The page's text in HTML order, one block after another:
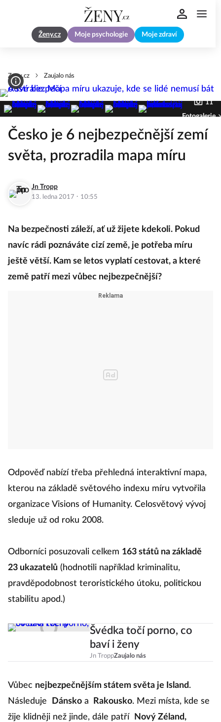
Ženy.cz Moje psychologie Moje zdraví
Zeny.cz Zaujalo nás
11
Fotogalerie
Česko je 6 nejbezpečnější zemí
světa, prozradila mapa míru
Jn Tropp
13. ledna 2017 · 10:55
Na bezpečnosti záleží, ať už žijete kdekoli. Pokud
navíc rádi poznáváte cizí země, je potřeba míru
ještě větší. Kam se letos vyplatí cestovat, a které
země patří mezi vůbec nejbezpečnější?
Odpověď nabízí třeba přehledná interaktivní mapa,
kterou na základě světového indexu míru vytvořila
organizace Visions of Humanity. Celosvětový vývoj
sleduje už od roku 2008.
Odborníci posuzovali celkem 163 států na základě
23 ukazatelů (hodnotili například kriminalitu,
pravděpodobnost teroristického útoku, politickou
stabilitu apod.)
Švédka točí porno, co
baví i ženy
Jn TroppZaujalo nás
Vůbec nejbezpečnějším státem světa je Island.
Následuje
Dánskoa Rakousko. Mezi místa, kde se
žije klidněji než jinde, dále patří
Nový Zéland,